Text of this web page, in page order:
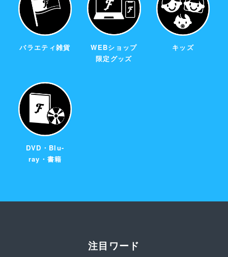
バラエティ雑貨
WEBショップ
限定グッズ
キッズ
DVD・Blu-
ray・書籍
注目ワード